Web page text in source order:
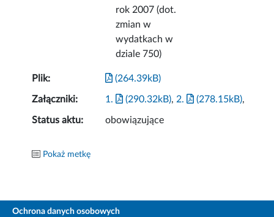
rok 2007 (dot.
zmian w
wydatkach w
dziale 750)
Plik: (264.39kB)
Załączniki: 1. (290.32kB), 2. (278.15kB),
Status aktu: obowiązujące
Pokaż metkę
Ochrona danych osobowych